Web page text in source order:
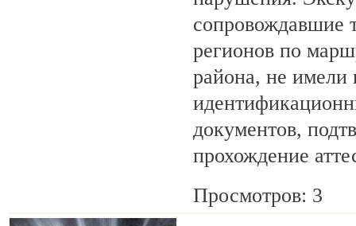
сопровождавшие
регионов по
района, не имели
документов,
прохождение
Просмотров: 3